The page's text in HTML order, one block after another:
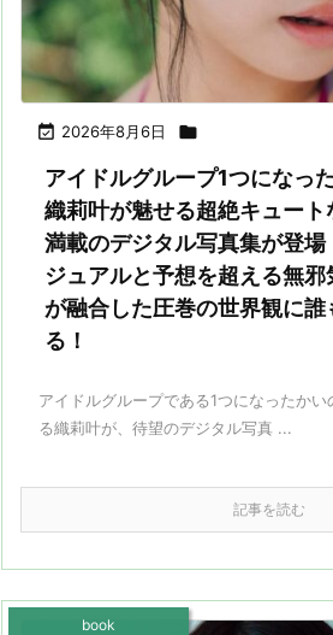
 2026年8月6日 
アイドルグループ1つになっ
織莉叶が魅せる超絶キュー
満載のデジタル写真集が登
ジュアルと予想を超える無
が融合した圧巻の世界観に
る！
アイドルグループである1つになったか
る織莉叶が、待望のデジタル写真 ...
記事を読む
book